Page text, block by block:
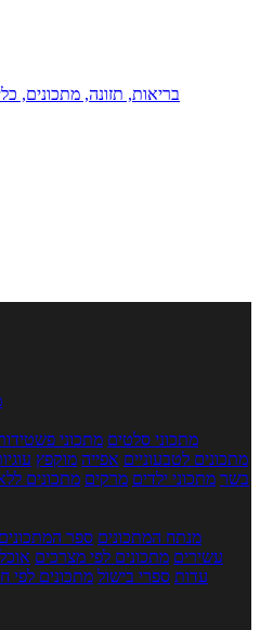
מתכוני סלטים מתכוני
מתכונים לטבעוניים אפייה מוקפץ
בשר מתכוני ילדים מרקים מתכונים
מנתח המתכונים ספר
עשירים מתכונים לפי מצרכים
עדות ספרי בישול מתכונים לפי